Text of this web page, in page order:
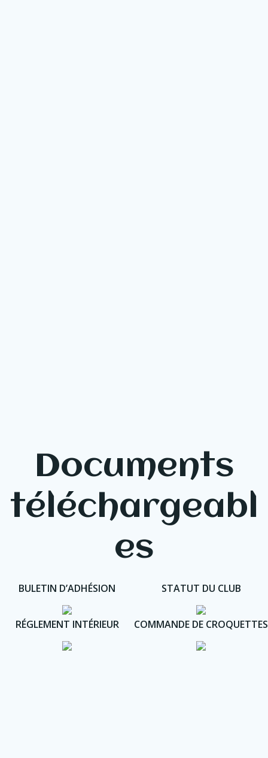
Documents
téléchargeabl
es
BULETIN D’ADHÉSION STATUT DU CLUB
RÉGLEMENT INTÉRIEUR COMMANDE DE CROQUETTES